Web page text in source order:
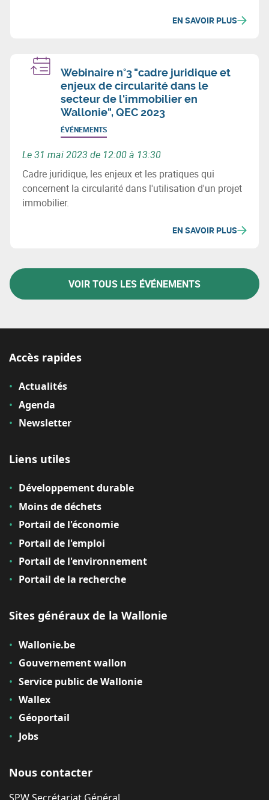
EN SAVOIR PLUS
Webinaire n°3 "cadre juridique et
enjeux de circularité dans le
secteur de l'immobilier en
Wallonie", QEC 2023
ÉVÉNEMENTS
Le 31 mai 2023 de 12:00 à 13:30
Cadre juridique, les enjeux et les pratiques qui
concernent la circularité dans l'utilisation d'un projet
immobilier.
EN SAVOIR PLUS
VOIR TOUS LES ÉVÉNEMENTS
Accès rapides
Actualités
Agenda
Newsletter
Liens utiles
Développement durable
Moins de déchets
Portail de l'économie
Portail de l'emploi
Portail de l'environnement
Portail de la recherche
Sites généraux de la Wallonie
Wallonie.be
Gouvernement wallon
Service public de Wallonie
Wallex
Géoportail
Jobs
Nous contacter